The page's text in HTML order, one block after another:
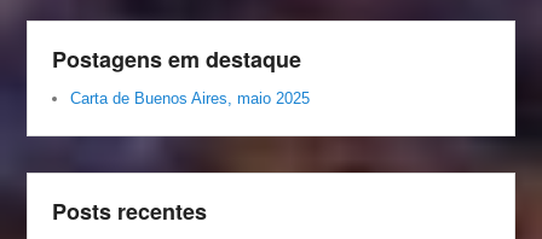
Postagens em destaque
Carta de Buenos Aires, maio 2025
Posts recentes